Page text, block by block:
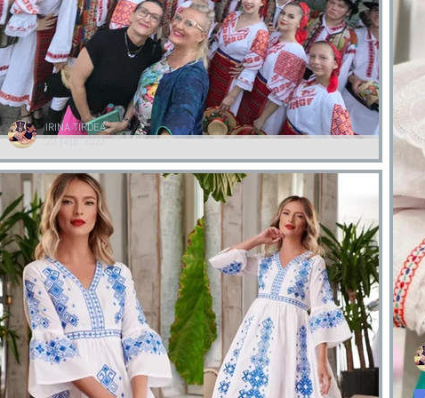
Romanii din Diaspora | Ansamblul SOMESANA Folk Assembly| Asociatia
Romanilor IRIS Italia|
Romanii din Diaspora | Ansamblul SOMESANA Folk Assembly| Asociatia Romanilor IRIS
Italia|
IRINA TIRDEA
20 sept. 2023